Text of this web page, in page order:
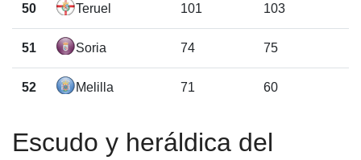
50 Teruel 101 103
51 Soria 74 75
52 Melilla 71 60
Escudo y heráldica del